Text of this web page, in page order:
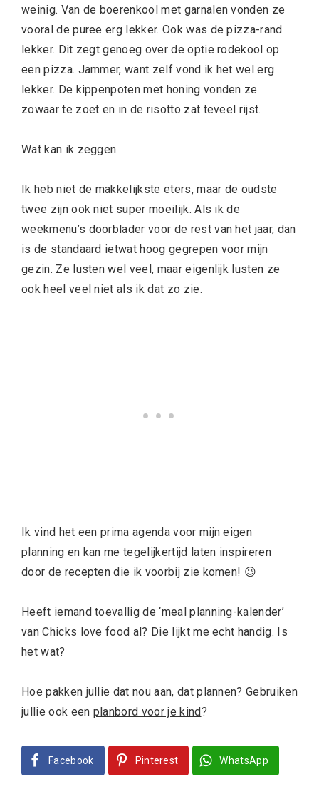
weinig. Van de boerenkool met garnalen vonden ze
vooral de puree erg lekker. Ook was de pizza-rand
lekker. Dit zegt genoeg over de optie rodekool op
een pizza. Jammer, want zelf vond ik het wel erg
lekker. De kippenpoten met honing vonden ze
zowaar te zoet en in de risotto zat teveel rijst.
Wat kan ik zeggen.
Ik heb niet de makkelijkste eters, maar de oudste
twee zijn ook niet super moeilijk. Als ik de
weekmenu’s doorblader voor de rest van het jaar, dan
is de standaard ietwat hoog gegrepen voor mijn
gezin. Ze lusten wel veel, maar eigenlijk lusten ze
ook heel veel niet als ik dat zo zie.
Ik vind het een prima agenda voor mijn eigen
planning en kan me tegelijkertijd laten inspireren
door de recepten die ik voorbij zie komen! 😉
Heeft iemand toevallig de ‘meal planning-kalender’
van Chicks love food al? Die lijkt me echt handig. Is
het wat?
Hoe pakken jullie dat nou aan, dat plannen? Gebruiken
jullie ook een planbord voor je kind?
Facebook Pinterest WhatsApp